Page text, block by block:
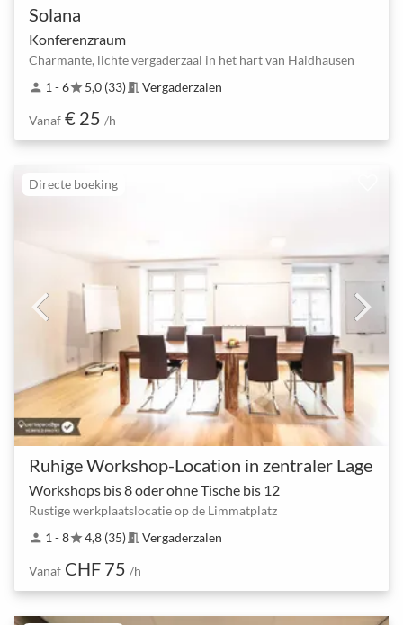
Solana
Konferenzraum
Charmante, lichte vergaderzaal in het hart van Haidhausen
person 1 - 6star5,0 (33) meeting_room Vergaderzalen
Vanaf € 25 /h
Directe boeking
Ruhige Workshop-Location in zentraler Lage
Workshops bis 8 oder ohne Tische bis 12
Rustige werkplaatslocatie op de Limmatplatz
person 1 - 8star4,8 (35) meeting_room Vergaderzalen
Vanaf CHF 75 /h